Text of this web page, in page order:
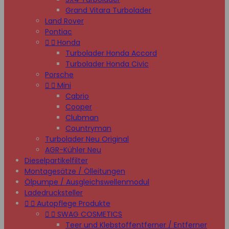
Grand Vitara Turbolader
Land Rover
Pontiac
  Honda
Turbolader Honda Accord
Turbolader Honda Civic
Porsche
  Mini
Cabrio
Cooper
Clubman
Countryman
Turbolader Neu Original
AGR-Kühler Neu
Dieselpartikelfilter
Montagesätze / Ölleitungen
Ölpumpe / Ausgleichswellenmodul
Ladedrucksteller
  Autopflege Produkte
  SWAG COSMETICS
Teer und Klebstoffentferner / Entferner